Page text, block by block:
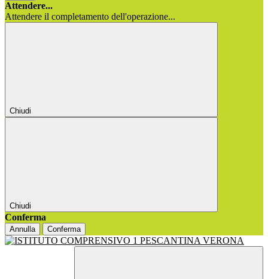
Attendere...
Attendere il completamento dell'operazione...
Chiudi
Chiudi
Conferma
Annulla Conferma